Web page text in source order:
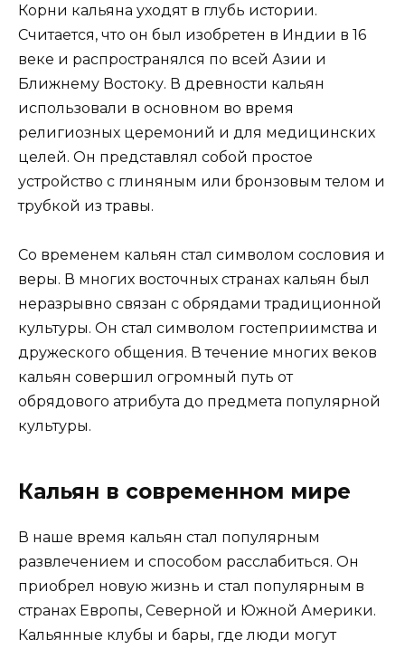
Корни кальяна уходят в глубь истории.
Считается, что он был изобретен в Индии в 16
веке и распространялся по всей Азии и
Ближнему Востоку. В древности кальян
использовали в основном во время
религиозных церемоний и для медицинских
целей. Он представлял собой простое
устройство с глиняным или бронзовым телом и
трубкой из травы.
Со временем кальян стал символом сословия и
веры. В многих восточных странах кальян был
неразрывно связан с обрядами традиционной
культуры. Он стал символом гостеприимства и
дружеского общения. В течение многих веков
кальян совершил огромный путь от
обрядового атрибута до предмета популярной
культуры.
Кальян в современном мире
В наше время кальян стал популярным
развлечением и способом расслабиться. Он
приобрел новую жизнь и стал популярным в
странах Европы, Северной и Южной Америки.
Кальянные клубы и бары, где люди могут